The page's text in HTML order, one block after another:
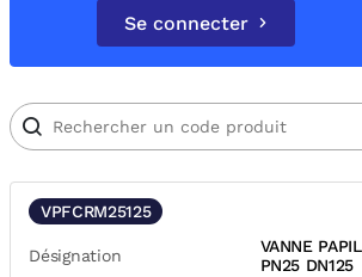
Se connecter
VPFCRM25125
Désignation
VANNE
PN25 DN125